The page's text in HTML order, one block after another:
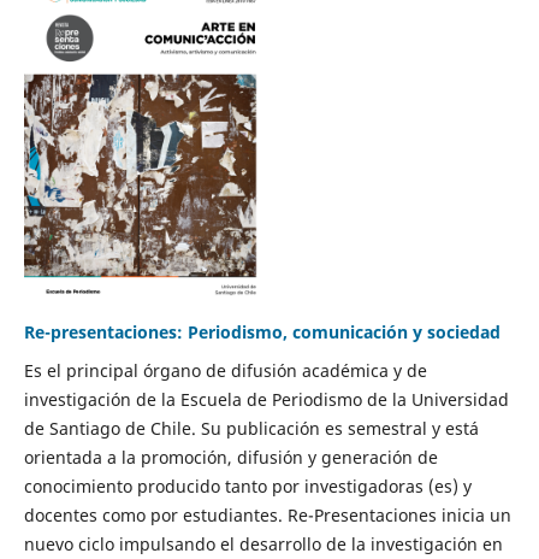
Re-presentaciones: Periodismo, comunicación y sociedad
Es el principal órgano de difusión académica y de
investigación de la Escuela de Periodismo de la Universidad
de Santiago de Chile. Su publicación es semestral y está
orientada a la promoción, difusión y generación de
conocimiento producido tanto por investigadoras (es) y
docentes como por estudiantes. Re-Presentaciones inicia un
nuevo ciclo impulsando el desarrollo de la investigación en